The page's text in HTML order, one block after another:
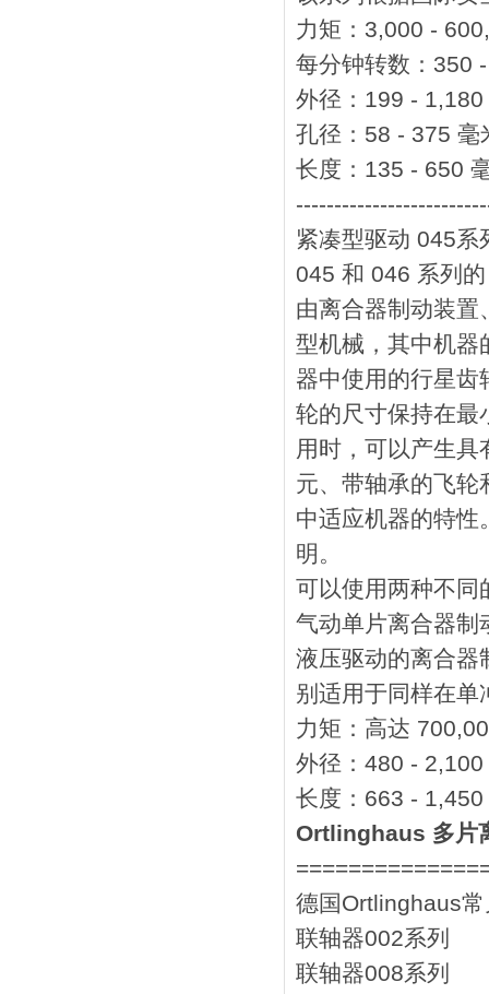
力矩：3,000 -
每分钟转数：350
外径：199 - 1,180
孔径：58 - 375 毫
长度：135 - 650
紧凑型驱动 045系
045 和 046 系列
由离合器制动装置
型机械，其中机器
器中使用的行星齿
轮的尺寸保持在最
用时，可以产生
元、带轴承的飞轮
中适应机器的特性
明。
可以使用两种不同
气动单片离合器制
液压驱动的离合器
别适用于同样在单
力矩：高达
外径：480 - 2,100
长度：663 - 1,450
Ortlinghaus 多片
德国Ortlinghaus
联轴器002系列
联轴器008系列